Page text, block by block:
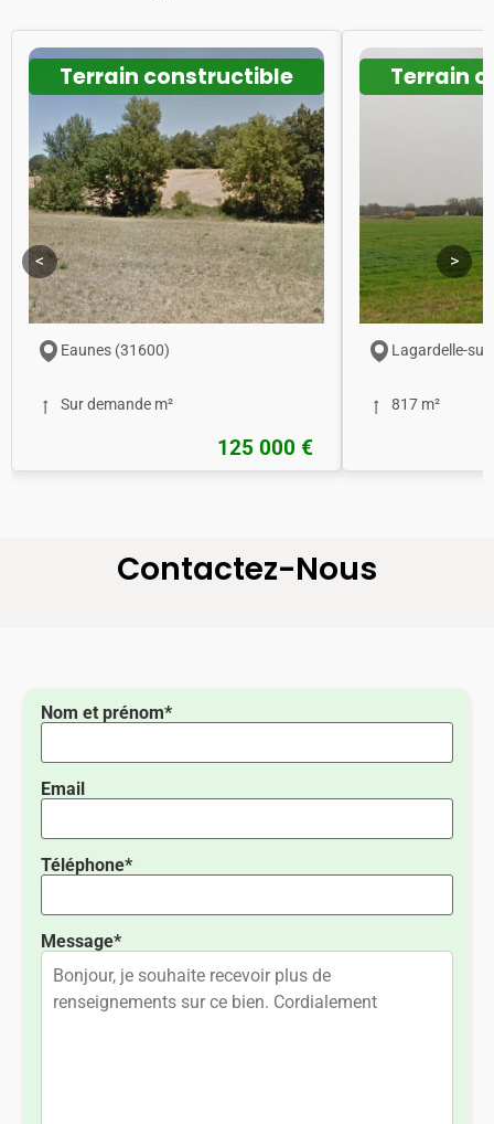
<
Terrain constructible
Eaunes (31600)
Sur demande m²
125 000 €
Terrain
Lagardelle-
817 m²
>
Contactez-Nous
Nom et prénom*
Email
Téléphone*
Message*